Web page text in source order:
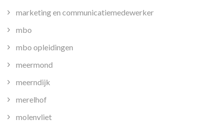
marketing en communicatiemedewerker
mbo
mbo opleidingen
meermond
meerndijk
merelhof
molenvliet